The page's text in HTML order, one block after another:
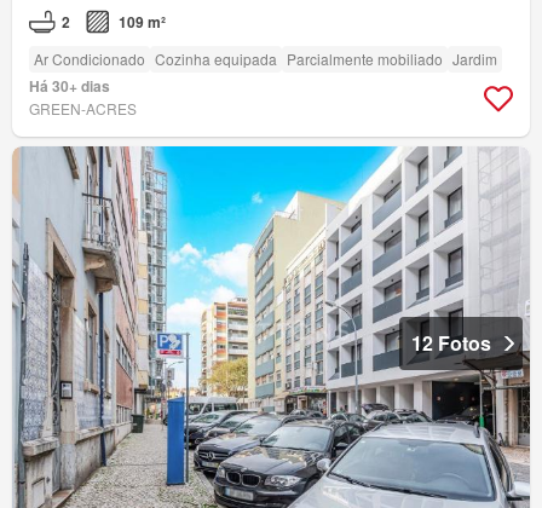
2 109 m²
Ar Condicionado Cozinha equipada Parcialmente mobiliado Jardim
Há 30+ dias
GREEN-ACRES
12 Fotos